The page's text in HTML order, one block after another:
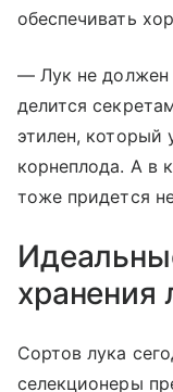
обеспечивать
— Лук не должен
делится
этилен, который
корнеплода. А в
тоже придется
хранения
Сортов лука
селекционеры